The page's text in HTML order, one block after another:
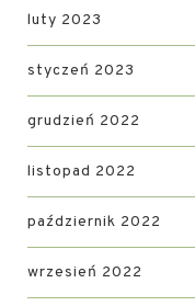
luty 2023
styczeń 2023
grudzień 2022
listopad 2022
październik 2022
wrzesień 2022